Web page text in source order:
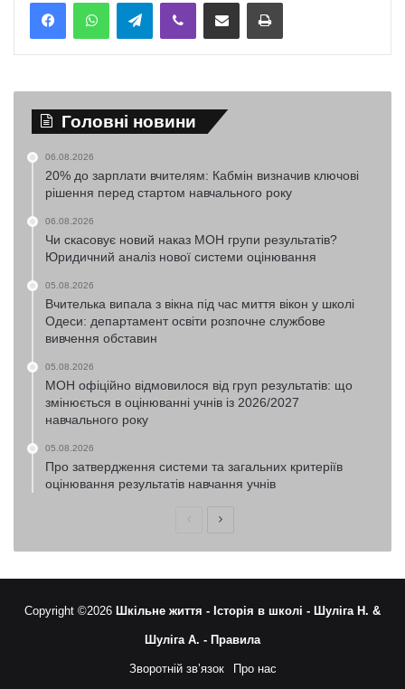
Головні новини
06.08.2026
20% до зарплати вчителям: Кабмін визначив ключові
рішення перед стартом навчального року
06.08.2026
Чи скасовує новий наказ МОН групи результатів?
Юридичний аналіз нової системи оцінювання
05.08.2026
Вчителька випала з вікна під час миття вікон у школі
Одеси: департамент освіти розпочне службове
вивчення обставин
05.08.2026
МОН офіційно відмовилося від груп результатів: що
змінюється в оцінюванні учнів із 2026/2027
навчального року
05.08.2026
Про затвердження системи та загальних критеріїв
оцінювання результатів навчання учнів
ПопередняНаступна
Copyright ©2026 Шкільне життя - Історія в школі - Шуліга Н. &
Шуліга А. - Правила
Зворотній зв’язок Про нас